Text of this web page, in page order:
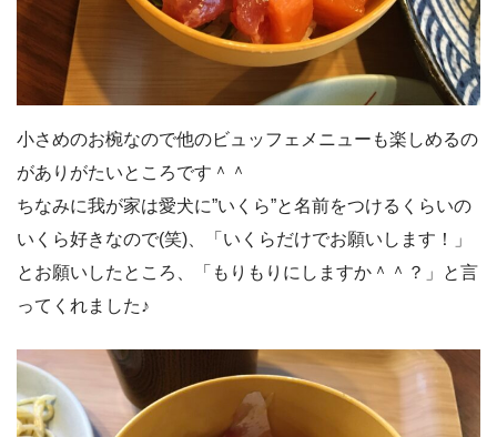
小さめのお椀なので他のビュッフェメニューも楽しめるの
がありがたいところです＾＾
ちなみに我が家は愛犬に”いくら”と名前をつけるくらいの
いくら好きなので(笑)、「いくらだけでお願いします！」
とお願いしたところ、「もりもりにしますか＾＾？」と言
ってくれました♪